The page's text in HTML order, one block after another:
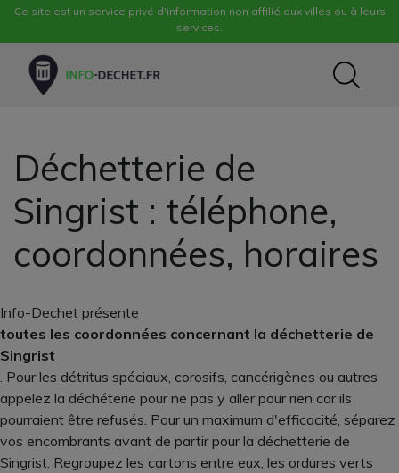
Ce site est un service privé d'information non affilié aux villes ou à leurs
services.
Déchetterie de
Singrist : téléphone,
coordonnées, horaires
Info-Dechet présente
toutes les coordonnées concernant la déchetterie de
Singrist
. Pour les détritus spéciaux, corosifs, cancérigènes ou autres
appelez la déchéterie pour ne pas y aller pour rien car ils
pourraient être refusés. Pour un maximum d'efficacité, séparez
vos encombrants avant de partir pour la déchetterie de
Singrist. Regroupez les cartons entre eux, les ordures verts